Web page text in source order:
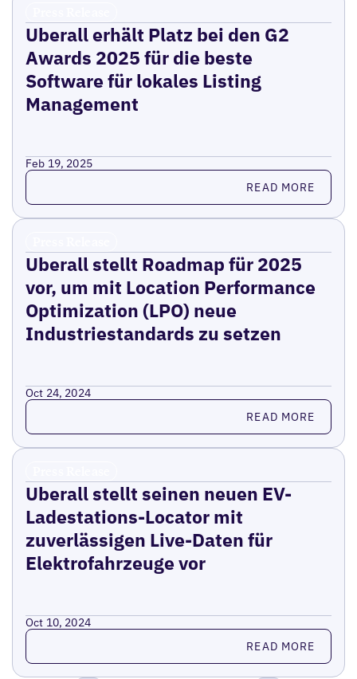
Uberall erhält Platz bei den G2
Awards 2025 für die beste
Software für lokales Listing
Management
Feb 19, 2025
Read more READ MORE
Uberall stellt Roadmap für 2025
vor, um mit Location Performance
Optimization (LPO) neue
Industriestandards zu setzen
Oct 24, 2024
Read more READ MORE
Uberall stellt seinen neuen EV-
Ladestations-Locator mit
zuverlässigen Live-Daten für
Elektrofahrzeuge vor
Oct 10, 2024
Read more READ MORE